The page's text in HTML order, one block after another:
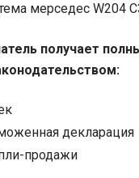
мерседес W204
получает
декларация
продажи